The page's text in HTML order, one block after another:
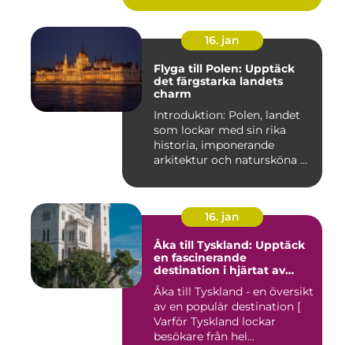
16. jan
Flyga till Polen: Upptäck
det färgstarka landets
charm
Introduktion: Polen, landet
som lockar med sin rika
historia, imponerande
arkitektur och natursköna ...
16. jan
Åka till Tyskland: Upptäck
en fascinerande
destination i hjärtat av
Europa
Åka till Tyskland - en översikt
av en populär destination [
Varför Tyskland lockar
besökare från hel...